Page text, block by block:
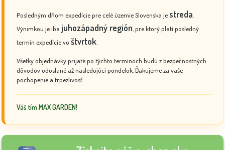
Posledným dňom expedície pre celé územie Slovenska jestreda
Výnimkou je iba juhozápadný región , pre ktorý platí posledný
termín expedície vo štvrtok
Všetky objednávky prijaté po týchto termínoch budú z bezpečnostných
dôvodov odoslané až nasledujúci pondelok. Ďakujeme za vaše
pochopenie a trpezlivosť.
Váš tím MAX GARDEN!